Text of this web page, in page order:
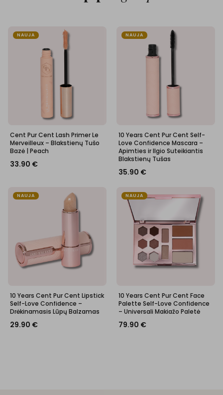
NAUJA
Cent Pur Cent Lash Primer Le
Merveilleux – Blakstienų Tušo
Bazė | Peach
33.90 €
NAUJA
10 Years Cent Pur Cent Self-
Love Confidence Mascara –
Apimties ir Ilgio Suteikiantis
Blakstienų Tušas
35.90 €
NAUJA
10 Years Cent Pur Cent Lipstick
Self-Love Confidence –
Drėkinamasis Lūpų Balzamas
29.90 €
NAUJA
10 Years Cent Pur Cent Face
Palette Self-Love Confidence
– Universali Makiažo Paletė
79.90 €